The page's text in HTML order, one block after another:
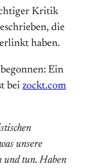
Kritik
die
haben.
Ein
bei zockt.com
unsere
und tun. Haben